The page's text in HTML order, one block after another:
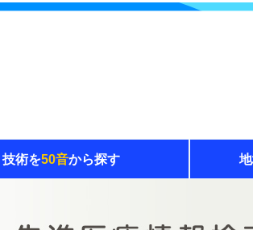
技術を50音から探す